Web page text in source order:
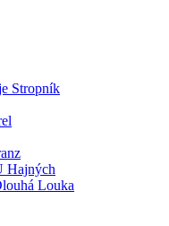
Stropník
Hajných
Louka